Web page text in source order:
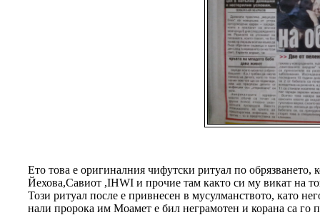
Ето това е оригиналния чифутски ритуал по обрязването,
Йехова,Савиот ,IHWI и прочие там както си му викат на
Този ритуал после е привнесен в мусулманството, като
нали пророка им Моамет е бил неграмотен и корана са го